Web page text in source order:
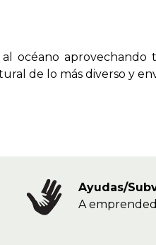
aprovechando
de lo más diverso y
Ayudas/
A